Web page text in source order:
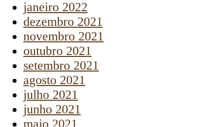
janeiro 2022
dezembro 2021
novembro 2021
outubro 2021
setembro 2021
agosto 2021
julho 2021
junho 2021
maio 2021